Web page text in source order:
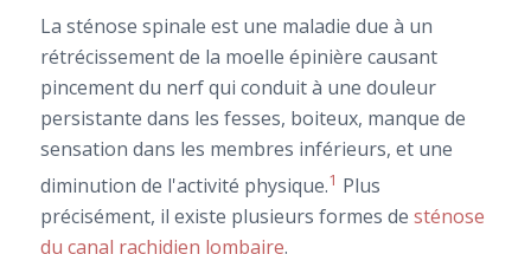
La sténose spinale est une maladie due à un
rétrécissement de la moelle épinière causant
pincement du nerf qui conduit à une douleur
persistante dans les fesses, boiteux, manque de
sensation dans les membres inférieurs, et une
diminution de l'activité physique.1 Plus
précisément, il existe plusieurs formes de sténose
du canal rachidien lombaire.